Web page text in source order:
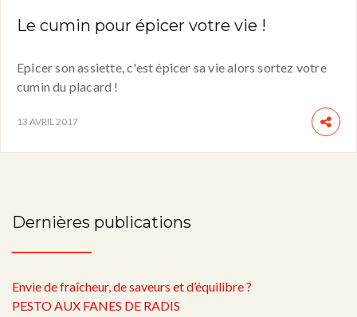
Le cumin pour épicer votre vie !
Epicer son assiette, c'est épicer sa vie alors sortez votre
cumin du placard !
13 AVRIL 2017
Dernières publications
Envie de fraîcheur, de saveurs et d’équilibre ?
PESTO AUX FANES DE RADIS